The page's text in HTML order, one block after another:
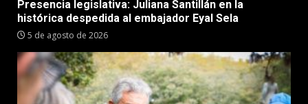
Presencia legislativa: Juliana Santillán en la
histórica despedida al embajador Eyal Sela
5 de agosto de 2026